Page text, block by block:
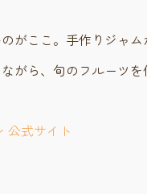
がここ。手作りジャ
がら、旬のフルーツ
公式サイト